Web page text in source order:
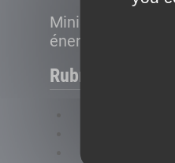
Ministère de la
énergétique
Rubriques